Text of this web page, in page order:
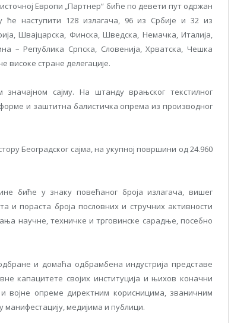
Европи „Партнер“ биће по девети пут одржан
ће наступити 128 излагача, 96 из Србије и 32 из
Швајцарска, Финска, Шведска, Немачка, Италија,
– Република Српска, Словенија, Хрватска, Чешка
високе стране делегације.
сајму. На штанду врањског текстилног
и заштитна балистичка опрема из производног
Београдског сајма, на укупној површини од 24.960
биће у знаку повећаног броја излагача, вишег
и пораста броја пословних и стручних активности
научне, техничке и трговинске сарадње, посебно
и домаћа одбрамбена индустрија представе
капацитете својих институција и њихов коначни
војне опреме директним корисницима, званичним
манифестацију, медијима и публици.